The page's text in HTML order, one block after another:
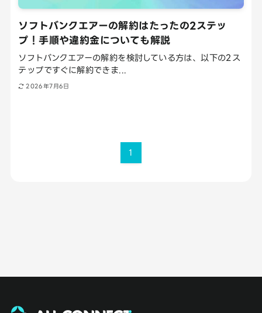
ソフトバンクエアーの解約はたったの2ステッ
プ！手順や違約金についても解説
ソフトバンクエアーの解約を検討している方は、以下の2ス
テップですぐに解約できま...
2026年7月6日
1